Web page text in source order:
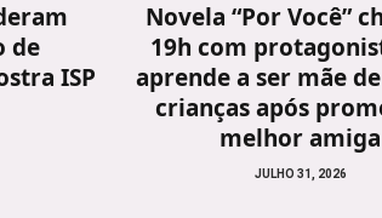
de
ISP
Novela “Por Você”
19h com
aprende a ser mãe
crianças após
melhor amiga
JULHO 31, 2026